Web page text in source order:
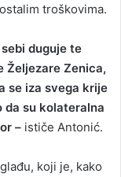
troškovima.
duguje te
Željezare Zenica,
se iza svega krije
da su kolateralna
– ističe Antonić.
koji je, kako